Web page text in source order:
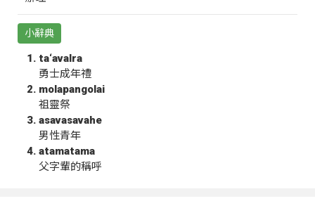
小辭典
ta‘avalra
勇士成年禮
molapangolai
祖靈祭
asavasavahe
男性青年
atamatama
父字輩的稱呼